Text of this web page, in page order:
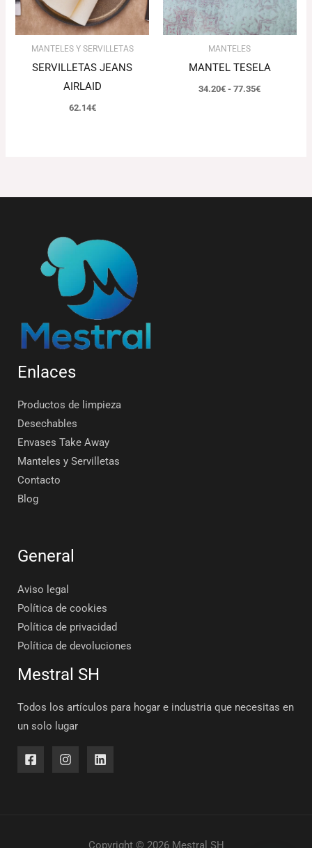
MANTELES Y SERVILLETAS
SERVILLETAS JEANS
AIRLAID
62.14€
MANTELES
MANTEL TESELA
34.20€ - 77.35€
Enlaces
Productos de limpieza
Desechables
Envases Take Away
Manteles y Servilletas
Contacto
Blog
General
Aviso legal
Política de cookies
Política de privacidad
Política de devoluciones
Mestral SH
Todos los artículos para hogar e industria que necesitas en
un solo lugar
Copyright © 2026 Mestral SH